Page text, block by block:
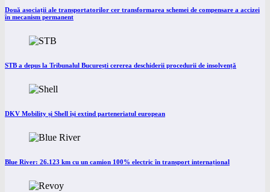
Două asociații ale transportatorilor cer transformarea schemei de compensare a accizei
în mecanism permanent
STB a depus la Tribunalul București cererea deschiderii procedurii de insolvență
DKV Mobility și Shell își extind parteneriatul european
Blue River: 26.123 km cu un camion 100% electric în transport internațional